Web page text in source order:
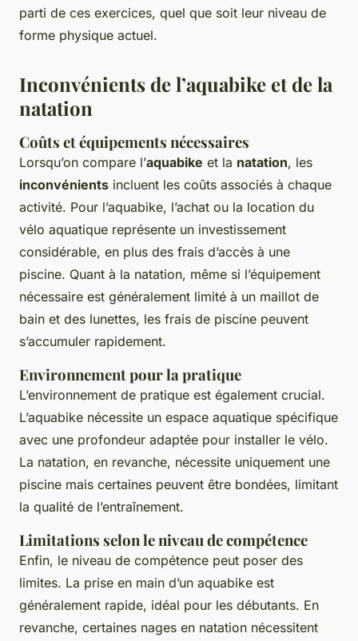
parti de ces exercices, quel que soit leur niveau de
forme physique actuel.
Inconvénients de l’aquabike et de la
natation
Coûts et équipements nécessaires
Lorsqu’on compare l’aquabike et la natation, les
inconvénients incluent les coûts associés à chaque
activité. Pour l’aquabike, l’achat ou la location du
vélo aquatique représente un investissement
considérable, en plus des frais d’accès à une
piscine. Quant à la natation, même si l’équipement
nécessaire est généralement limité à un maillot de
bain et des lunettes, les frais de piscine peuvent
s’accumuler rapidement.
Environnement pour la pratique
L’environnement de pratique est également crucial.
L’aquabike nécessite un espace aquatique spécifique
avec une profondeur adaptée pour installer le vélo.
La natation, en revanche, nécessite uniquement une
piscine mais certaines peuvent être bondées, limitant
la qualité de l’entraînement.
Limitations selon le niveau de compétence
Enfin, le niveau de compétence peut poser des
limites. La prise en main d’un aquabike est
généralement rapide, idéal pour les débutants. En
revanche, certaines nages en natation nécessitent